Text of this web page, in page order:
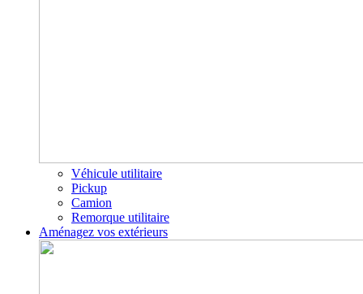
Véhicule utilitaire
Pickup
Camion
Remorque utilitaire
Aménagez vos extérieurs